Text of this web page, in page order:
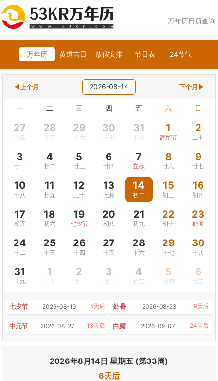
万年历日历查询
万年历 黄道吉日 放假安排 节日表 24节气
◀上个月 2026-08-14 下个月▶
一 二 三 四 五 六 日
27
十四
28
十五
29
十六
30
十七
31
十八
1
建军节
2
二十
3
廿一
4
廿二
5
廿三
6
廿四
7
立秋
8
廿六
9
廿七
10
廿八
11
廿九
12
三十
13
七月
14
初二
15
初三
16
初四
17
初五
18
初六
19
七夕节
20
初八
21
初九
22
初十
23
处暑
24
十二
25
十三
26
十四
27
十五
28
十六
29
十七
30
十八
31
十九
1
二十
2
廿一
3
廿二
4
廿三
5
廿四
6
廿五
七夕节 2026-08-19 5天后 处暑 2026-08-23 9天后
中元节 2026-08-27 13天后 白露 2026-09-07 24天后
2026年8月14日 星期五 (第33周)
6天后